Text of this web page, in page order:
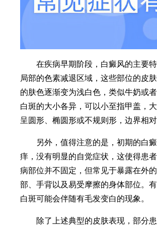
在疾病早期阶段，白癜风的主要特
局部的色素减退区域，这些部位的皮
的肤色逐渐变为浅白色，类似牛奶或
白斑的大小各异，可以小至指甲盖，
呈圆形、椭圆形或不规则形，边界相对
另外，值得注意的是，初期的白癜
痒，没有明显的自觉症状，这使得患
病部位并不固定，但常见于暴露在外
部、手背以及易受摩擦的身体部位。
白斑可能会伴随有毛发变白的现象。
除了上述典型的皮肤表现，部分患